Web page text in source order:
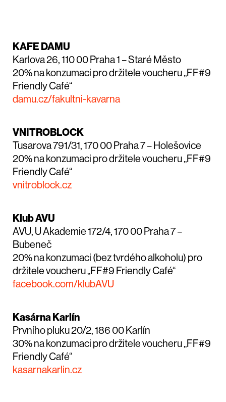
KAFE DAMU
Karlova 26, 110 00 Praha 1 – Staré Město
20% na konzumaci pro držitele voucheru „FF#9
Friendly Café“
damu.cz/fakultni-kavarna
VNITROBLOCK
Tusarova 791/31, 170 00 Praha 7 – Holešovice
20% na konzumaci pro držitele voucheru „FF#9
Friendly Café“
vnitroblock.cz
Klub AVU
AVU, U Akademie 172/4, 170 00 Praha 7 –
Bubeneč
20% na konzumaci (bez tvrdého alkoholu) pro
držitele voucheru „FF#9 Friendly Café“
facebook.com/klubAVU
Kasárna Karlín
Prvního pluku 20/2, 186 00 Karlín
30% na konzumaci pro držitele voucheru „FF#9
Friendly Café“
kasarnakarlin.cz